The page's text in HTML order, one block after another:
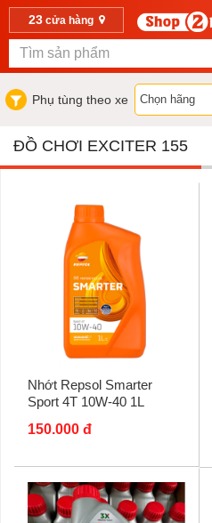
23cửa hàng
Phụ tùng theo xe
ĐỒ CHƠI EXCITER 155
Nhớt Repsol Smarter
Sport 4T 10W-40 1L
150.000 đ